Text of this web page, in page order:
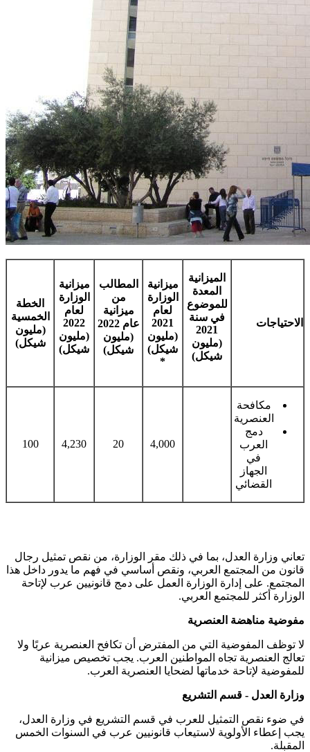
الاحتياجات
الميزانية
المعدة
للموضوع
في سنة
2021
(مليون
شيكل)
ميزانية
الوزارة
لعام
2021
(مليون
شيكل)
*
المطالب
من
ميزانية
عام 2022
(مليون
شيكل)
ميزانية
الوزارة
لعام
2022
(مليون
شيكل)
الخطة
الخمسية
(مليون
شيكل)
مكافحة
العنصرية
دمج
العرب
في
الجهاز
القضائي
4,000
20
4,230
100
تعاني وزارة العدل، بما في ذلك مقر الوزارة، من نقص تمثيل رجال
قانون من المجتمع العربي، ونقص أساسي في فهم ما يدور داخل هذا
المجتمع. على إدارة الوزارة العمل على دمج قانونيين عرب لإتاحة
الوزارة أكثر للمجتمع العربي.
مفوضية مناهضة العنصرية
لا توظف المفوضية التي من المفترض أن تكافح العنصرية عربًا ولا
تعالج العنصرية تجاه المواطنين العرب. يجب تخصيص ميزانية
للمفوضية لإتاحة خدماتها لضحايا العنصرية العرب.
وزارة العدل - قسم التشريع
في ضوء نقص التمثيل للعرب في قسم التشريع في وزارة العدل،
يجب إعطاء الأولوية لاستيعاب قانونيين عرب في السنوات الخمس
المقبلة.